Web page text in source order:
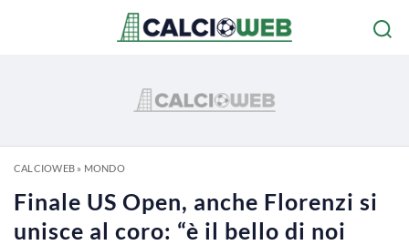
CALCIOWEB» MONDO
Finale US Open, anche Florenzi si
unisce al coro: “è il bello di noi